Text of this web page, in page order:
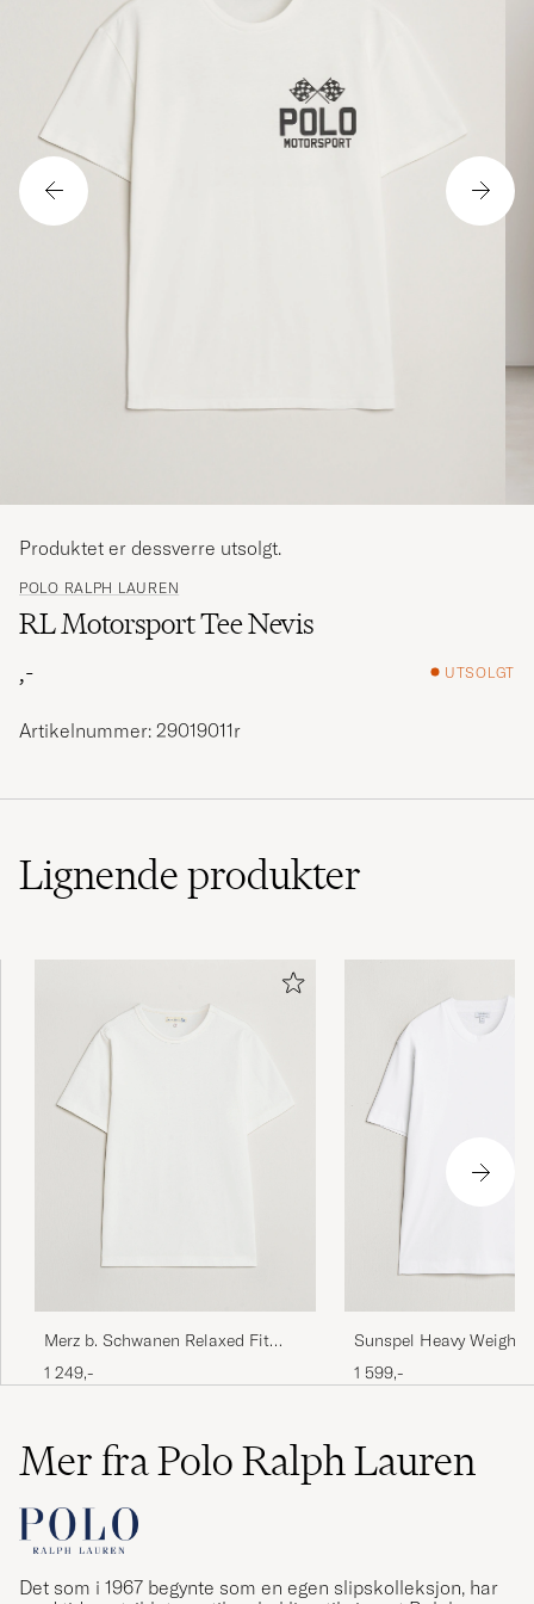
POLO RALPH LAUREN
RL Motorsport Tee Nevis
,-
UTSOLGT
Produktet er dessverre utsolgt.
Artikelnummer: 29019011r
Lignendeprodukter
Merz b. Schwanen Relaxed Fit
Loopwheeled T-Shirt White
1 249,-
Sunspel Heavy Weight
Cotton T-Shirt White
1 599,-
Mer fra Polo Ralph Lauren
Det som i 1967 begynte som en egen slipskolleksjon, har